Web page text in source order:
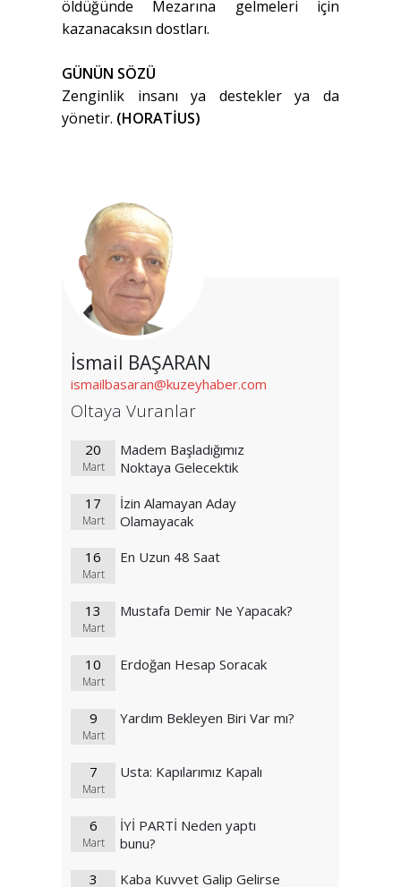
öldüğünde Mezarına gelmeleri için
kazanacaksın dostları.
GÜNÜN SÖZÜ
Zenginlik insanı ya destekler ya da
yönetir. (HORATİUS)
İsmail BAŞARAN
ismailbasaran@kuzeyhaber.com
Oltaya Vuranlar
20
Mart
Madem Başladığımız
Noktaya Gelecektik
17
Mart
İzin Alamayan Aday
Olamayacak
16
Mart
En Uzun 48 Saat
13
Mart
Mustafa Demir Ne Yapacak?
10
Mart
Erdoğan Hesap Soracak
9
Mart
Yardım Bekleyen Biri Var mı?
7
Mart
Usta: Kapılarımız Kapalı
6
Mart
İYİ PARTİ Neden yaptı
bunu?
3
Kaba Kuvvet Galip Gelirse